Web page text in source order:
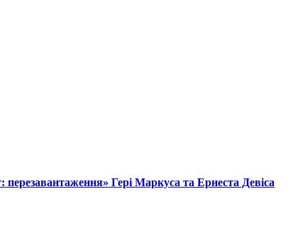
Гері Маркуса та Ернеста Девіса